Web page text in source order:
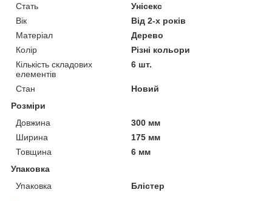
Стать
Унісекс
Вік
Від 2-х років
Матеріал
Дерево
Колір
Різні кольори
Кількість складових
елементів
6 шт.
Стан
Новий
Розміри
Довжина
300 мм
Ширина
175 мм
Товщина
6 мм
Упаковка
Упаковка
Блістер